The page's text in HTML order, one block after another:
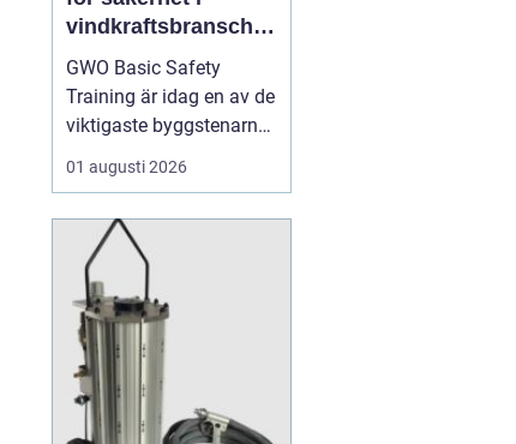
vindkraftsbransche
n
GWO Basic Safety
Training är idag en av de
viktigaste byggstenarna
för alla som vill arbeta
professionellt inom
skapar en gemensam
säkerhetsnivå i en
bransch där jobbet ofta
sker långt frå...
01 augusti 2026